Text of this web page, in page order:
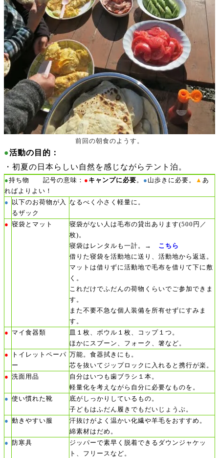
前回の朝食のようす。
●活動の目的：
・初夏の日本らしい自然を感じながらテント泊。
●持ち物 記号の意味： ● キャンプに必要。 ● 山歩きに必要。 ▲ あ
ればよりよい！
●
以下のお荷物が入
るザック
なるべく小さく軽量に。
● 寝袋とマット
寝袋がない人は毛布の貸出あります(500円／
枚)。
寝袋はレンタルも一計。→ こちら
借りた寝袋を活動地に送り、活動地から返送。
マットは借りずに活動地で毛布を借りて下に敷
く。
これだけでふだんの荷物くらいでご参加できま
す。
また不要不急な個人装備を所有せずにすみま
す。
●
マイ食器類
皿１枚、ボウル１枚、コップ１つ。
ほかにスプーン、フォーク、箸など。
●
トイレットペーパ
ー
万能。食器拭きにも。
芯を抜いてジップロックに入れると携行が楽。
● 洗面用品
自分はいつも歯ブラシ１本。
軽量化を考えながら自分に必要なものを。
● 使い慣れた靴
底がしっかりしているもの。
子どもはふだん履きでもだいじょうぶ。
● 動きやすい服
汗抜けがよく温かい化繊や羊毛をおすすめ。
綿素材はだめ。
●
防寒具
ジッパーで素早く脱着できるダウンジャケッ
ト、フリースなど。